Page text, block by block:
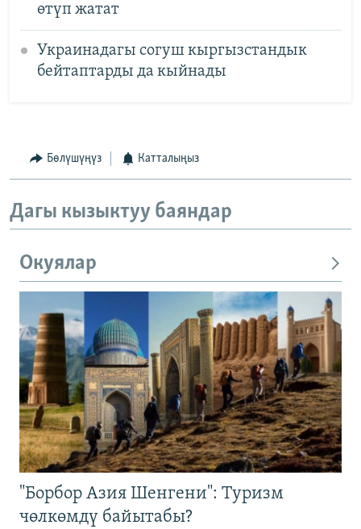
өтүп жатат
Украинадагы согуш кыргызстандык
бейтаптарды да кыйнады
Бөлүшүңүз Катталыңыз
Дагы кызыктуу баяндар
Окуялар
"Борбор Азия Шенгени": Туризм
чөлкөмдү байытабы?